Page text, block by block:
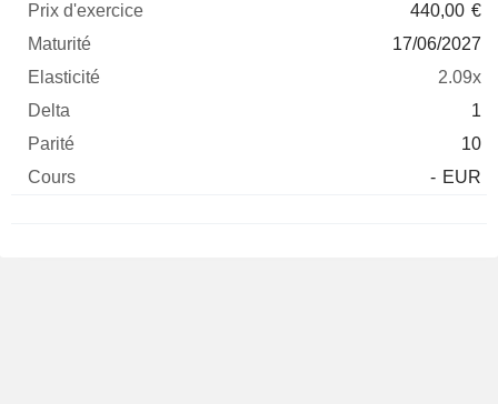
440,00 €
17/06/2027
2.09x
1
10
- EUR